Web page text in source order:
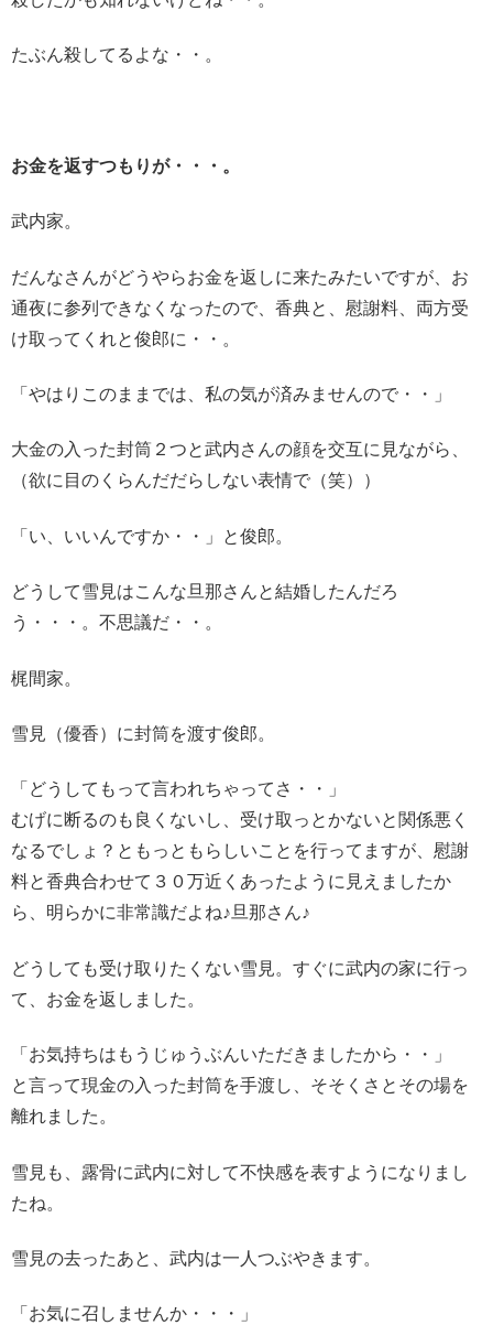
たぶん殺してるよな・・。
お金を返すつもりが・・・。
武内家。
だんなさんがどうやらお金を返しに来たみたいですが、お
通夜に参列できなくなったので、香典と、慰謝料、両方受
け取ってくれと俊郎に・・。
「やはりこのままでは、私の気が済みませんので・・」
大金の入った封筒２つと武内さんの顔を交互に見ながら、
（欲に目のくらんだだらしない表情で（笑））
「い、いいんですか・・」と俊郎。
どうして雪見はこんな旦那さんと結婚したんだろ
う・・・。不思議だ・・。
梶間家。
雪見（優香）に封筒を渡す俊郎。
「どうしてもって言われちゃってさ・・」
むげに断るのも良くないし、受け取っとかないと関係悪く
なるでしょ？ともっともらしいことを行ってますが、慰謝
料と香典合わせて３０万近くあったように見えましたか
ら、明らかに非常識だよね♪旦那さん♪
どうしても受け取りたくない雪見。すぐに武内の家に行っ
て、お金を返しました。
「お気持ちはもうじゅうぶんいただきましたから・・」
と言って現金の入った封筒を手渡し、そそくさとその場を
離れました。
雪見も、露骨に武内に対して不快感を表すようになりまし
たね。
雪見の去ったあと、武内は一人つぶやきます。
「お気に召しませんか・・・」